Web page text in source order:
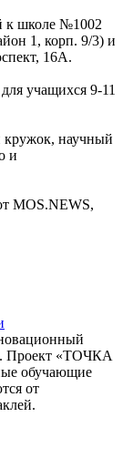
к школе №1002
1, корп. 9/3) и
16А.
учащихся 9-11
кружок, научный
и
MOS.NEWS,
Проект «ТОЧКА
обучающие
от